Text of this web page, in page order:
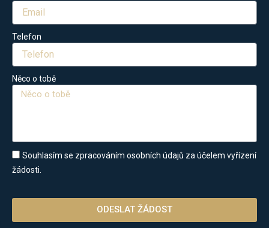
Telefon
Něco o tobě
Souhlasím se zpracováním osobních údajů za účelem vyřízení
žádosti.
ODESLAT ŽÁDOST